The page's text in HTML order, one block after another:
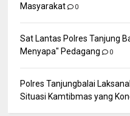
Masyarakat
0
Sat Lantas Polres Tanjung
Menyapa" Pedagang
0
Polres Tanjungbalai
Situasi Kamtibmas yang